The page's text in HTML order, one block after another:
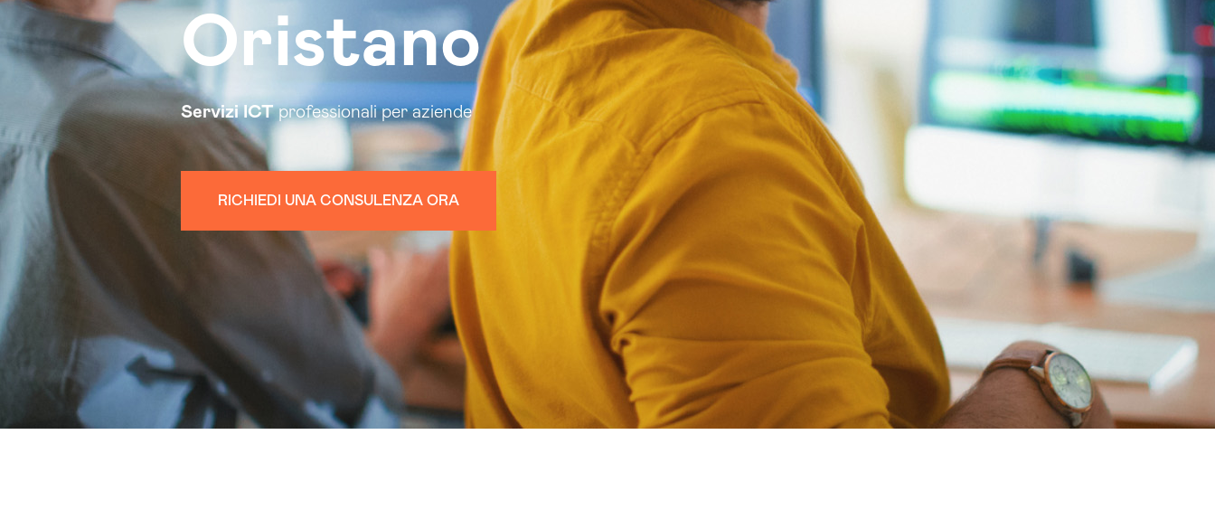
Oristano
Servizi ICTprofessionali per aziende
RICHIEDI UNA CONSULENZA ORA